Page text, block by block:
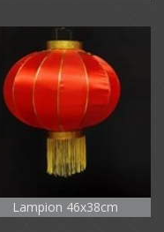
Lampion 46x38cm